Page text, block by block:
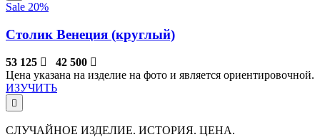
Sale 20%
Столик Венеция (круглый)
53 125
42 500
Цена указана на изделие на фото и является ориентировочной.
ИЗУЧИТЬ
СЛУЧАЙНОЕ ИЗДЕЛИЕ. ИСТОРИЯ. ЦЕНА.